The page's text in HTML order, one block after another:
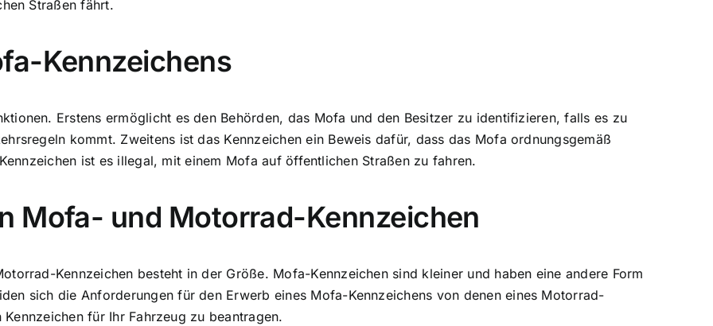
Straßen fährt.
Kennzeichens
Erstens ermöglicht es den Behörden, das Mofa und den Besitzer zu identifizieren, falls es zu
kommt. Zweitens ist das Kennzeichen ein Beweis dafür, dass das Mofa ordnungsgemäß
ist es illegal, mit einem Mofa auf öffentlichen Straßen zu fahren.
Mofa- und Motorrad-Kennzeichen
Kennzeichen besteht in der Größe. Mofa-Kennzeichen sind kleiner und haben eine andere Form
sich die Anforderungen für den Erwerb eines Mofa-Kennzeichens von denen eines Motorrad-
für Ihr Fahrzeug zu beantragen.